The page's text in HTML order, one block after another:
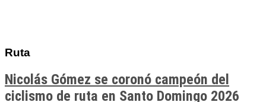
Ruta
Nicolás Gómez se coronó campeón del
ciclismo de ruta en Santo Domingo 2026